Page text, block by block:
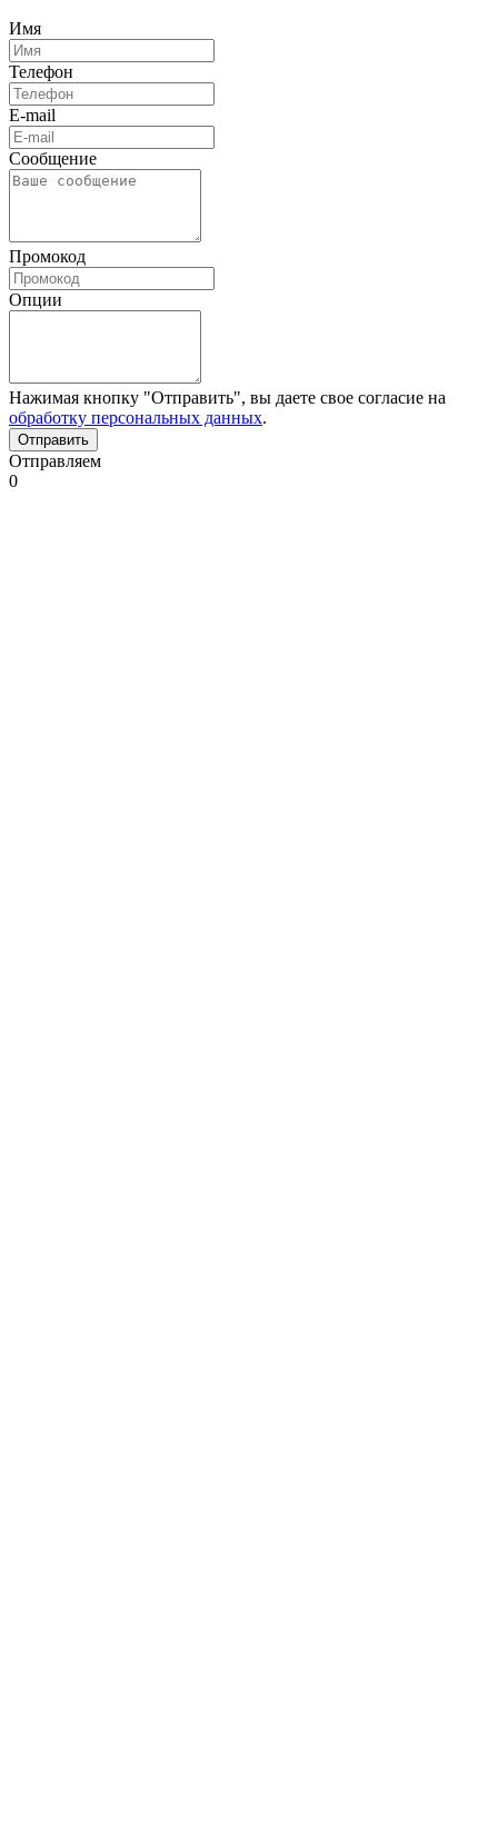
Имя
Телефон
E-mail
Сообщение
Промокод
Опции
Нажимая кнопку "Отправить", вы даете свое согласие на
обработку персональных данных.
Отправляем
0